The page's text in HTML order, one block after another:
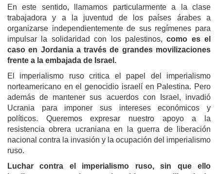
En este sentido, llamamos particularmente a la clase
trabajadora y a la juventud de los países árabes a
organizarse independientemente de sus regímenes para
impulsar la solidaridad con los palestinos,como es el
caso en Jordania a través de grandes movilizaciones
frente a la embajada de Israel.
El imperialismo ruso critica el papel del imperialismo
norteamericano en el genocidio israelí en Palestina. Pero
además de mantener sus acuerdos con Israel, invadió
Ucrania para imponer sus intereses económicos y
políticos. Queremos expresar nuestro apoyo a la
resistencia obrera ucraniana en la guerra de liberación
nacional contra la invasión y la ocupación del imperialismo
ruso.
Luchar contra el imperialismo ruso, sin que ello